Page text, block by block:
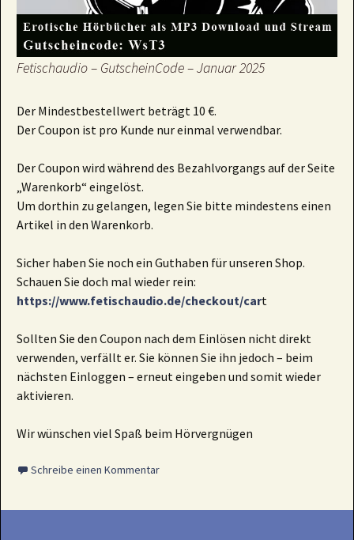
Fetischaudio – GutscheinCode – Januar 2025
Der Mindestbestellwert beträgt 10 €.
Der Coupon ist pro Kunde nur einmal verwendbar.
Der Coupon wird während des Bezahlvorgangs auf der Seite
„Warenkorb“ eingelöst.
Um dorthin zu gelangen, legen Sie bitte mindestens einen
Artikel in den Warenkorb.
Sicher haben Sie noch ein Guthaben für unseren Shop.
Schauen Sie doch mal wieder rein:
https://www.fetischaudio.de/checkout/cart
Sollten Sie den Coupon nach dem Einlösen nicht direkt
verwenden, verfällt er. Sie können Sie ihn jedoch – beim
nächsten Einloggen – erneut eingeben und somit wieder
aktivieren.
Wir wünschen viel Spaß beim Hörvergnügen
Schreibe einen Kommentar